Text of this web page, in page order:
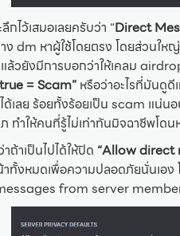
ไว้เสมอเลยครับว่า “Direct
ง dm หาผู้ใช้โดยตรง โดยส่วนใ
ล้วยังมีการบอกว่าให้เคลม
= Scam” หรือว่าอะไรที่มันดู
ด้เลย ร้อยทั้งร้อยเป็น scam แน่
ทำให้คนที่รู้ไม่เท่าทันมิจฉาชีพโดน
ถ้าเป็นไปได้ให้ปิด “Allow direct
ทั้งหมดเพื่อความปลอดภัยนั่นเอ
from server